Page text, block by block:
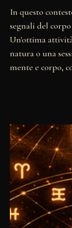
In questo
segnali del
Un'ottima
natura o una
mente e corpo,